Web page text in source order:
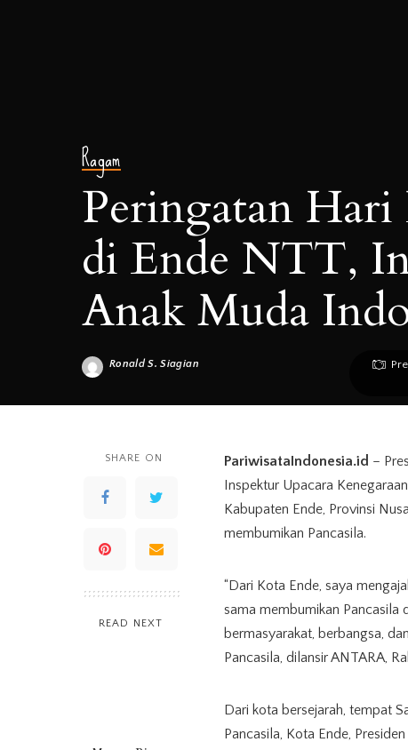
Ragam
Peringatan Hari
di Ende NTT,
Anak Muda
Posted
Ronald S. Siagian
SHARE ON
READ NEXT
PariwisataIndonesia.id –
Inspektur Upacara
Kabupaten Ende, Provinsi
membumikan Pancasila.
“Dari Kota Ende, saya
sama membumikan Pancasila
bermasyarakat, berbangsa,
Pancasila, dilansir ANTARA,
Dari kota bersejarah, tempat
Pancasila, Kota Ende,